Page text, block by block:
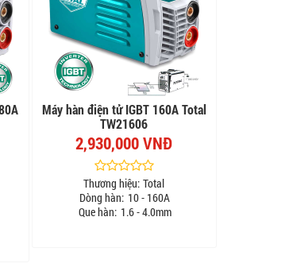
Máy hàn điện tử IGBT 160A Total
TW21606
2,930,000 VNĐ
Thương hiệu: Total
Dòng hàn: 10 - 160A
Que hàn: 1.6 - 4.0mm